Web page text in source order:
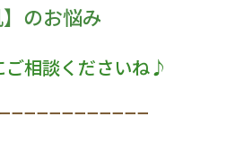
】のお悩み
相談くださいね♪
ーーーーーーーーーーー